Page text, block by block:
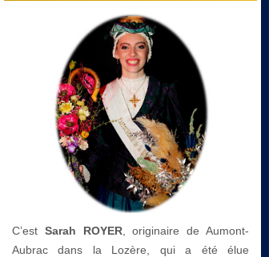
C’est Sarah ROYER, originaire de Aumont-
Aubrac dans la Lozère, qui a été élue